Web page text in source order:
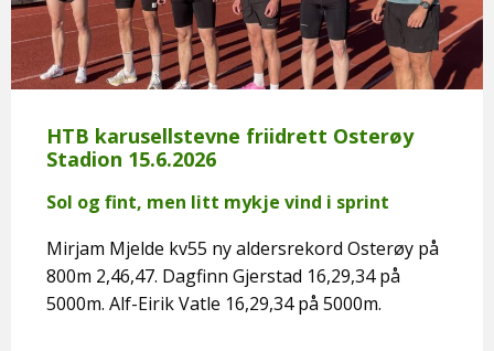
HTB karusellstevne friidrett Osterøy
Stadion 15.6.2026
Sol og fint, men litt mykje vind i sprint
Mirjam Mjelde kv55 ny aldersrekord Osterøy på
800m 2,46,47. Dagfinn Gjerstad 16,29,34 på
5000m. Alf-Eirik Vatle 16,29,34 på 5000m.